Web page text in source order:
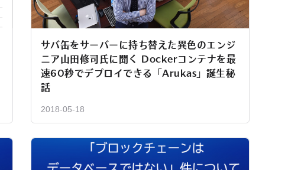
サバ缶をサーバーに持ち替えた異色のエンジ
ニア山田修司氏に聞く Dockerコンテナを最
速60秒でデプロイできる「Arukas」誕生秘
話
2018-05-18